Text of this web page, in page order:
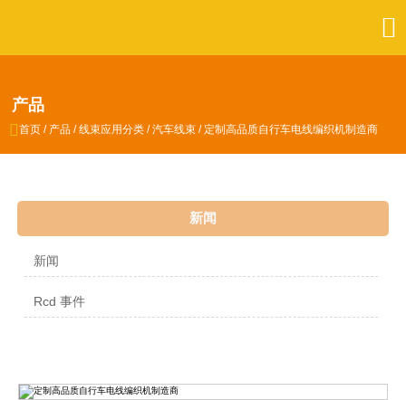

产品
 首页 / 产品 /线束应用分类 /汽车线束 / 定制高品质自行车电线编织机制造商
新闻
新闻
Rcd 事件